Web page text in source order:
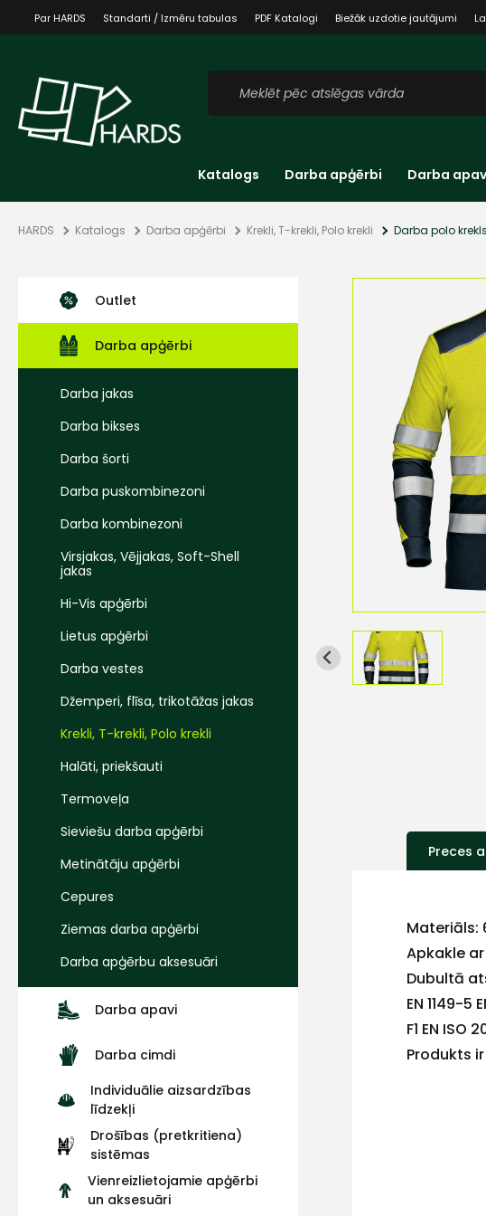
Par HARDS Standarti / Izmēru tabulas PDF Katalogi Biežāk uzdotie jautājumi
Katalogs Darba apģērbi Darba
HARDS Katalogs Darba apģērbi Krekli, T-krekli, Polo krekli Darba polo krekls
Outlet
Darba apģērbi
Darba jakas
Darba bikses
Darba šorti
Darba puskombinezoni
Darba kombinezoni
Virsjakas, Vējjakas, Soft-Shell
jakas
Hi-Vis apģērbi
Lietus apģērbi
Darba vestes
Džemperi, flīsa, trikotāžas jakas
Krekli, T-krekli, Polo krekli
Halāti, priekšauti
Termoveļa
Sieviešu darba apģērbi
Metinātāju apģērbi
Cepures
Ziemas darba apģērbi
Darba apģērbu aksesuāri
Darba apavi
Darba cimdi
Individuālie aizsardzības
līdzekļi
Drošības (pretkritiena)
sistēmas
Vienreizlietojamie apģērbi
un aksesuāri
Preces
Materiāls:
Apkakle
Dubultā
EN 1149-5
F1 EN ISO
Produkts